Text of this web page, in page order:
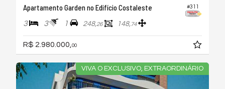
#311
Apartamento Garden no Edifício Costaleste
3 3 1 248,26 148,74
R$ 2.980.000, 00
VIVA O EXCLUSIVO, EXTRAORDINÁRIO